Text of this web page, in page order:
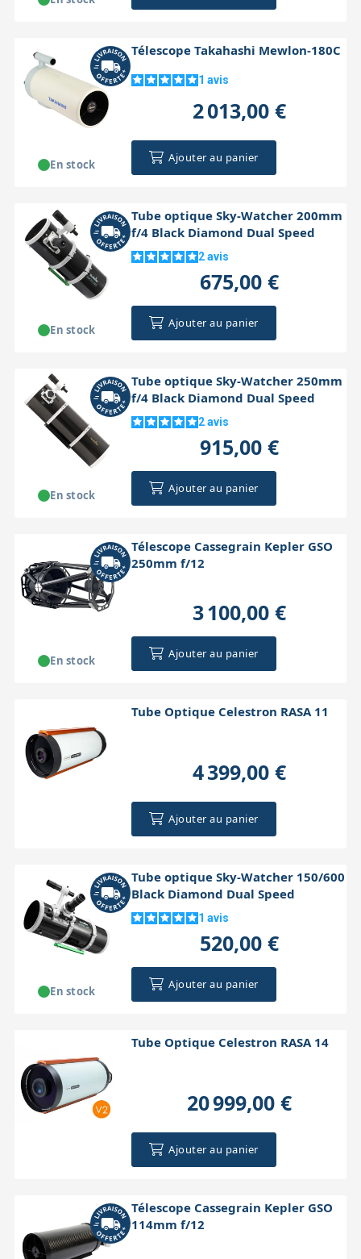
Télescope Takahashi Mewlon-180C
1 avis
2 013,00 €
Ajouter au panier
En stock
Tube optique Sky-Watcher 200mm
f/4 Black Diamond Dual Speed
2avis
675,00 €
Ajouter au panier
En stock
Tube optique Sky-Watcher 250mm
f/4 Black Diamond Dual Speed
2avis
915,00 €
Ajouter au panier
En stock
Télescope Cassegrain Kepler GSO
250mm f/12
3 100,00 €
Ajouter au panier
En stock
Tube Optique Celestron RASA 11
4 399,00 €
Ajouter au panier
Tube optique Sky-Watcher 150/600
Black Diamond Dual Speed
1 avis
520,00 €
Ajouter au panier
En stock
Tube Optique Celestron RASA 14
20 999,00 €
Ajouter au panier
Télescope Cassegrain Kepler GSO
114mm f/12